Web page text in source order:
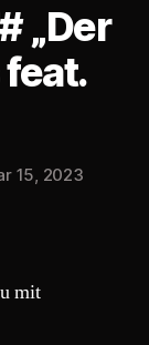
„Der
15, 2023
mit